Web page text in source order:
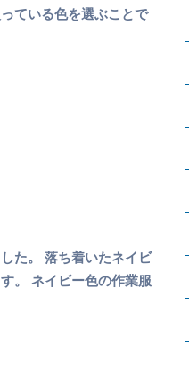
ている色を選ぶことで
た。 落ち着いたネイビ
。 ネイビー色の作業服